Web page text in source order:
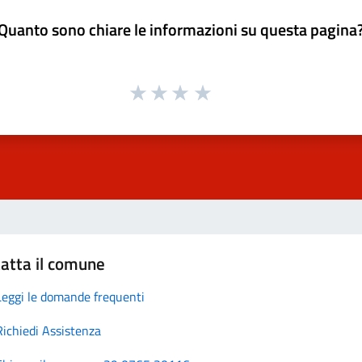
sono chiare le informazioni su questa
il comune
le domande frequenti
Assistenza